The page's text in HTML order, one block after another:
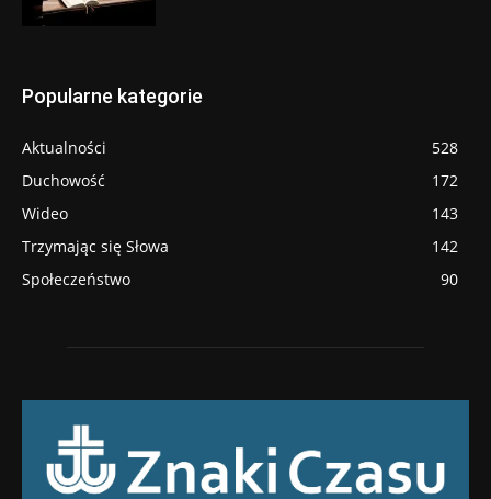
Popularne kategorie
Aktualności
528
Duchowość
172
Wideo
143
Trzymając się Słowa
142
Społeczeństwo
90